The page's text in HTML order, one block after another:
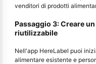
venditori di prodotti
Passaggio 3: Creare
riutilizzabile
Nell'app HereLabel puoi
alimentare esistente e